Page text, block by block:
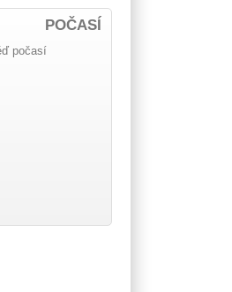
POČASÍ